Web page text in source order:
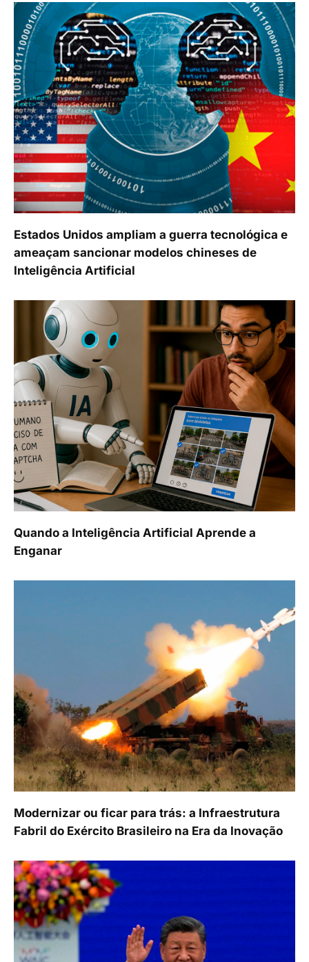
Estados Unidos ampliam a guerra tecnológica e
ameaçam sancionar modelos chineses de
Inteligência Artificial
Quando a Inteligência Artificial Aprende a
Enganar
Modernizar ou ficar para trás: a Infraestrutura
Fabril do Exército Brasileiro na Era da Inovação